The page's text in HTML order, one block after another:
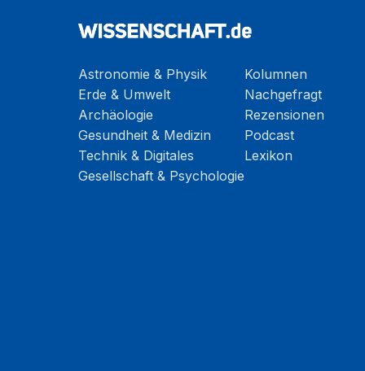
Astronomie & Physik
Erde & Umwelt
Archäologie
Gesundheit & Medizin
Technik & Digitales
Gesellschaft & Psychologie
Kolumnen
Nachgefragt
Rezensionen
Podcast
Lexikon